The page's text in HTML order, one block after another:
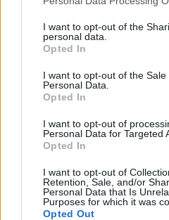
I want to opt-out of the
personal data.
Opted In
I want to opt-out of the Sale
Personal Data.
Opted In
I want to opt-out of
Personal Data for Targeted
Opted In
I want to opt-out of
Retention, Sale, and/or
Personal Data that Is
Purposes for which it was
Opted Out
(Lokaler Chat: /Gruen /
Öffentliche Fallen
Währung durch Online
Voten ect..
⭐️ Server Shophttps://
▪︎ Ferienabwesende
Strukturenzerfall!
▪︎ Wochenendbooster!
▪︎ Schultertierretter
▪︎ Element und Apex kann